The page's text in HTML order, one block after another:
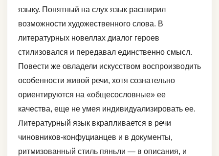
языку. Понятный на слух язык расширил
возможности художественного слова. В
литературных новеллах диалог героев
стилизовался и передавал единственно смысл.
Повести же овладели искусством воспроизводить
особенности живой речи, хотя сознательно
ориентируются на «общесословные» ее
качества, еще не умея индивидуализировать ее.
Литературный язык вкрапливается в речи
чиновников-конфуцианцев и в документы,
ритмизованный стиль пяньли — в описания, и